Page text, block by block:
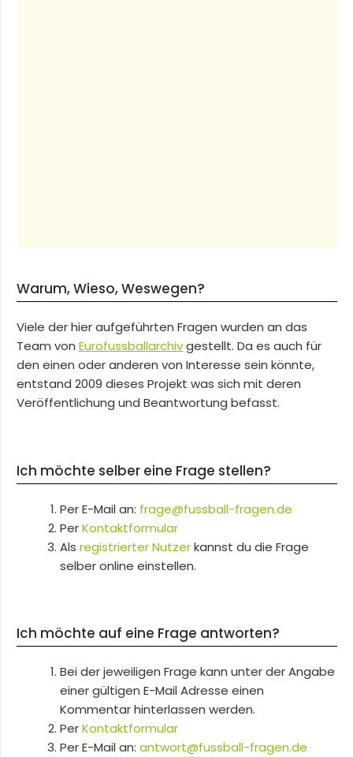
Warum, Wieso, Weswegen?
Viele der hier aufgeführten Fragen wurden an das
Team von Eurofussballarchivgestellt. Da es auch für
den einen oder anderen von Interesse sein könnte,
entstand 2009 dieses Projekt was sich mit deren
Veröffentlichung und Beantwortung befasst.
Ich möchte selber eine Frage stellen?
Per E-Mail an: frage@fussball-fragen.de
PerKontaktformular
Als registrierter Nutzerkannst du die Frage
selber online einstellen.
Ich möchte auf eine Frage antworten?
Bei der jeweiligen Frage kann unter der Angabe
einer gültigen E-Mail Adresse einen
Kommentar hinterlassen werden.
PerKontaktformular
Per E-Mail an: antwort@fussball-fragen.de